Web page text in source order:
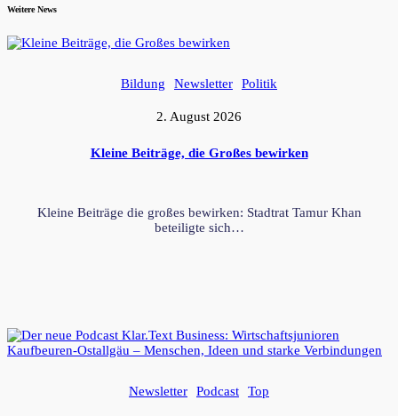
Weitere News
Bildung Newsletter Politik
2. August 2026
Kleine Beiträge, die Großes bewirken
Kleine Beiträge die großes bewirken: Stadtrat Tamur Khan
beteiligte sich…
Newsletter Podcast Top